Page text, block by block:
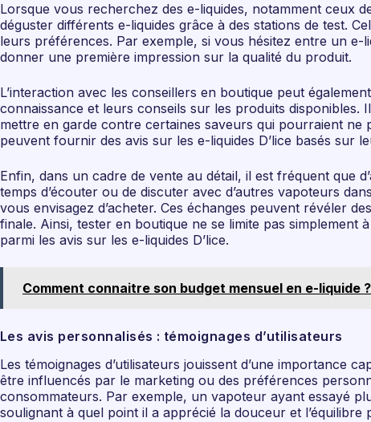
Lorsque vous recherchez des e-liquides, notamment ceux
déguster différents e-liquides grâce à des stations de test.
leurs préférences. Par exemple, si vous hésitez entre un
donner une première impression sur la qualité du produit.
L’interaction avec les conseillers en boutique peut
connaissance et leurs conseils sur les produits disponibles.
mettre en garde contre certaines saveurs qui pourraient
peuvent fournir des avis sur les e-liquides D’lice basés sur
Enfin, dans un cadre de vente au détail, il est fréquent que
temps d’écouter ou de discuter avec d’autres vapoteurs
vous envisagez d’acheter. Ces échanges peuvent révéler
finale. Ainsi, tester en boutique ne se limite pas
parmi les avis sur les e-liquides D’lice.
Comment connaitre son budget mensuel en e-
Les avis personnalisés : témoignages d’utilisateurs
Les témoignages d’utilisateurs jouissent d’une importance
être influencés par le marketing ou des préférences
consommateurs. Par exemple, un vapoteur ayant essayé
soulignant à quel point il a apprécié la douceur et